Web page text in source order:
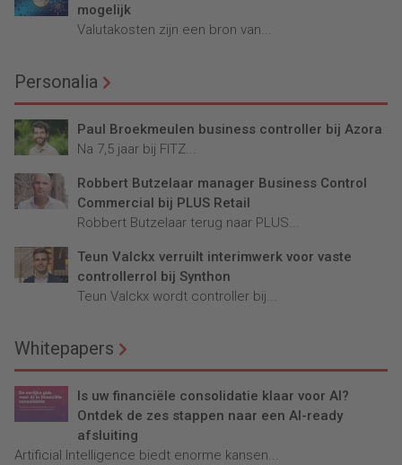
mogelijk
Valutakosten zijn een bron van...
Personalia
Paul Broekmeulen business controller bij Azora
Na 7,5 jaar bij FITZ...
Robbert Butzelaar manager Business Control
Commercial bij PLUS Retail
Robbert Butzelaar terug naar PLUS...
Teun Valckx verruilt interimwerk voor vaste
controllerrol bij Synthon
Teun Valckx wordt controller bij...
Whitepapers
Is uw financiële consolidatie klaar voor AI?
Ontdek de zes stappen naar een AI-ready
afsluiting
Artificial Intelligence biedt enorme kansen...